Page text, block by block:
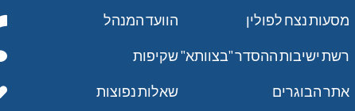
מסעות נצח לפולין
רשת ישיבות ההסדר "בצוותא"
אתר הבוגרים
הוועד המנהל
שקיפות
שאלות נפוצות